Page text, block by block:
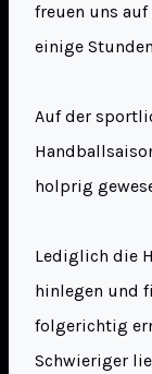
freuen uns
einige
Auf der
holprig
Lediglich die
hinlegen und
folgerichtig
Schwieriger